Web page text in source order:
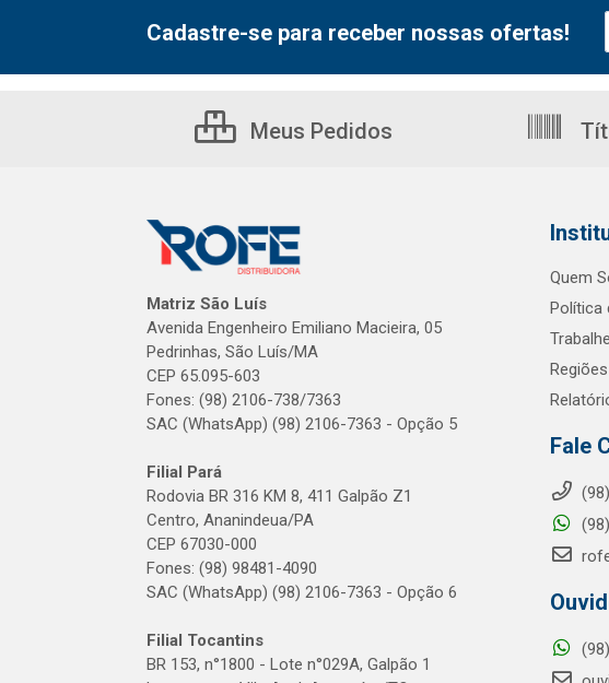
Cadastre-se para receber nossas ofertas!
Meus Pedidos
Matriz São Luís
Avenida Engenheiro Emiliano Macieira, 05
Pedrinhas, São Luís/MA
CEP 65.095-603
Fones: (98) 2106-738/7363
SAC (WhatsApp) (98) 2106-7363 - Opção 5
Filial Pará
Rodovia BR 316 KM 8, 411 Galpão Z1
Centro, Ananindeua/PA
CEP 67030-000
Fones: (98) 98481-4090
SAC (WhatsApp) (98) 2106-7363 - Opção 6
Filial Tocantins
BR 153, n°1800 - Lote n°029A, Galpão 1
Quem
Política
Fale